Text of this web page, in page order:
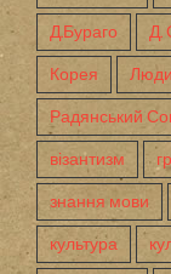
Д.Бураго Д.
Корея
Радянський
візантизм
знання мови
культура